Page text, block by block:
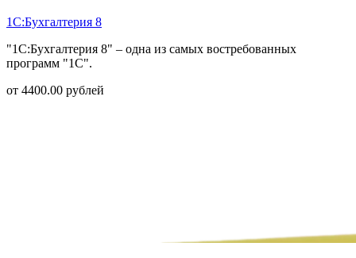
1С:Бухгалтерия 8
"1С:Бухгалтерия 8" – одна из самых востребованных
программ "1С".
от 4400.00 рублей